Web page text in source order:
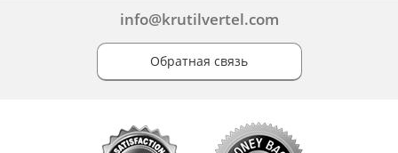
info@krutilvertel.com
Обратная связь